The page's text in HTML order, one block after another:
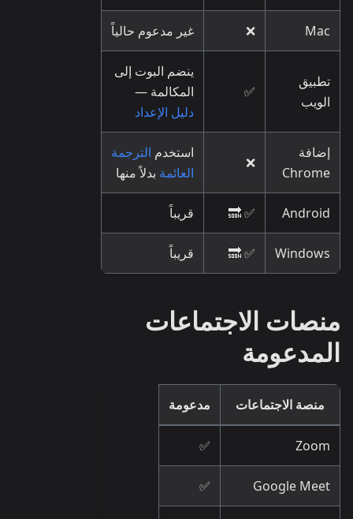
Mac
❌ غير مدعوم حالياً
تطبيق
الويب
✅
ينضم البوت إلى
المكالمة —
دليل الإعداد
إضافة
Chrome
❌
استخدم الترجمة
العائمة بدلاً منها
Android
✅ 🔜 قريباً
Windows
✅ 🔜 قريباً
منصات الاجتماعات
المدعومة
منصة الاجتماعات مدعومة
Zoom
✅
Google Meet
✅